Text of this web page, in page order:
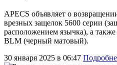
APECS объявляет о
врезных защелок 5600 серии
расположением язычка), а
BLM (черный матовый).
30 января 2025 в 06:47